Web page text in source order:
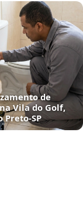
de
Vila do Golf,